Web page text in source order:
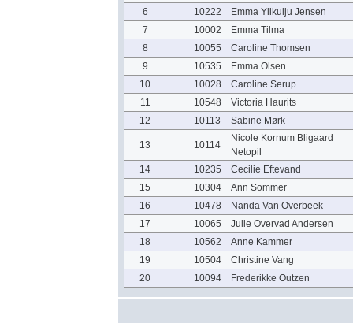
6
10222
Emma Ylikulju Jensen
7
10002
Emma Tilma
8
10055
Caroline Thomsen
9
10535
Emma Olsen
10
10028
Caroline Serup
11
10548
Victoria Haurits
12
10113 Sabine Mørk
13 10114
Nicole Kornum Bligaard
Netopil
14
10235
Cecilie Eftevand
15
10304
Ann Sommer
16
10478
Nanda Van Overbeek
17
10065
Julie Overvad Andersen
18
10562
Anne Kammer
19
10504
Christine Vang
20
10094 Frederikke Outzen